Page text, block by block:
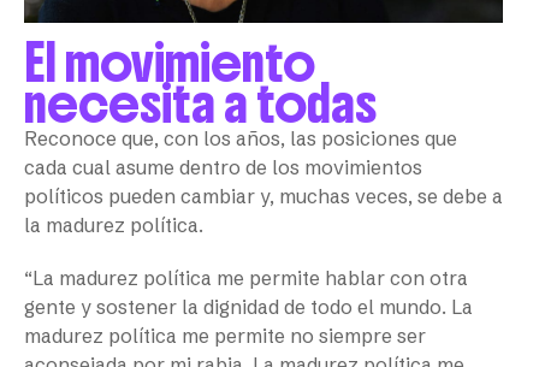
El movimiento
necesita a todas
Reconoce que, con los años, las posiciones que
cada cual asume dentro de los movimientos
políticos pueden cambiar y, muchas veces, se debe a
la madurez política.
“La madurez política me permite hablar con otra
gente y sostener la dignidad de todo el mundo. La
madurez política me permite no siempre ser